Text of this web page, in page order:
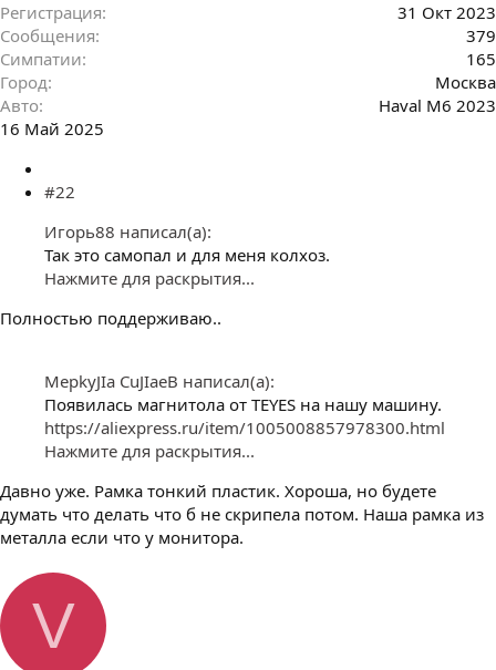
Регистрация
31 Окт 2023
Сообщения
379
Симпатии
165
Город
Москва
Авто
Haval M6 2023
16 Май 2025
#22
Игорь88 написал(а):
Так это самопал и для меня колхоз.
Нажмите для раскрытия...
Полностью поддерживаю..
MepkyJIa CuJIaeB написал(а):
Появилась магнитола от TEYES на нашу машину.
https://aliexpress.ru/item/1005008857978300.html
Нажмите для раскрытия...
Давно уже. Рамка тонкий пластик. Хороша, но будете
думать что делать что б не скрипела потом. Наша рамка из
металла если что у монитора.
V